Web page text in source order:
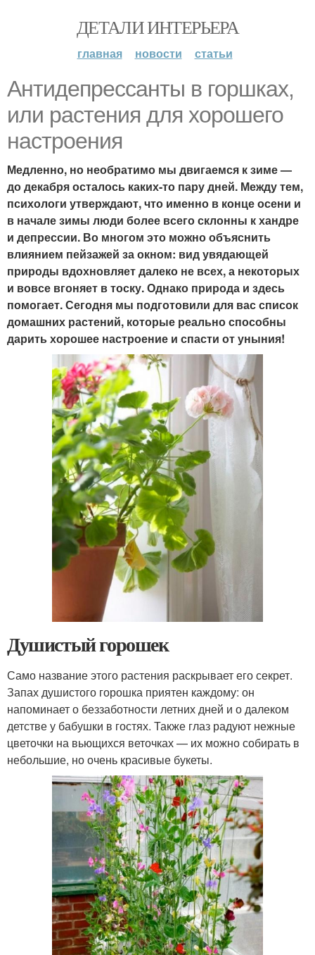
ДЕТАЛИ ИНТЕРЬЕРА
главная новости статьи
Антидепрессанты в горшках,
или растения для хорошего
настроения
Медленно, но необратимо мы двигаемся к зиме —
до декабря осталось каких-то пару дней. Между тем,
психологи утверждают, что именно в конце осени и
в начале зимы люди более всего склонны к хандре
и депрессии. Во многом это можно объяснить
влиянием пейзажей за окном: вид увядающей
природы вдохновляет далеко не всех, а некоторых
и вовсе вгоняет в тоску. Однако природа и здесь
помогает. Сегодня мы подготовили для вас список
домашних растений, которые реально способны
дарить хорошее настроение и спасти от уныния!
Душистый горошек
Само название этого растения раскрывает его секрет.
Запах душистого горошка приятен каждому: он
напоминает о беззаботности летних дней и о далеком
детстве у бабушки в гостях. Также глаз радуют нежные
цветочки на вьющихся веточках — их можно собирать в
небольшие, но очень красивые букеты.